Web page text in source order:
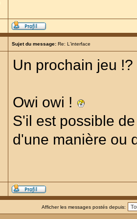
Sujet du message: Re: L'interface
Un prochain jeu !?
Owi owi !
S'il est possible
d'une manière ou
Afficher les messages postés depuis: